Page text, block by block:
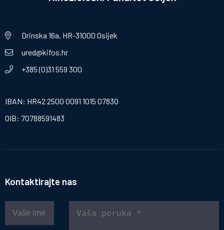
Drinska 16a, HR-31000 Osijek
ured@kifos.hr
+385 (0)31 559 300
IBAN: HR42 2500 0091 1015 07830
OIB: 70788591483
Kontaktirajte nas